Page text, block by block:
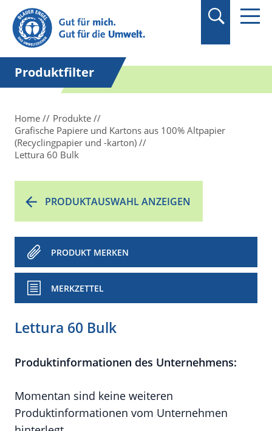
Suchbegriff in
Anführungszeichen
setzen.
Produktfilter
Home
Produkte
Grafische Papiere und Kartons aus 100% Altpapier
(Recyclingpapier und -karton)
Lettura 60 Bulk
PRODUKTAUSWAHL ANZEIGEN
PRODUKT MERKEN
MERKZETTEL
Lettura 60 Bulk
Produktinformationen des Unternehmens:
Momentan sind keine weiteren
Produktinformationen vom Unternehmen